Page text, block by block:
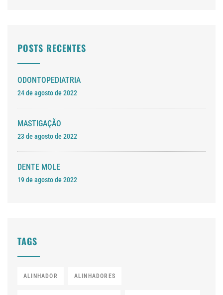
POSTS RECENTES
ODONTOPEDIATRIA
24 de agosto de 2022
MASTIGAÇÃO
23 de agosto de 2022
DENTE MOLE
19 de agosto de 2022
TAGS
ALINHADOR ALINHADORES